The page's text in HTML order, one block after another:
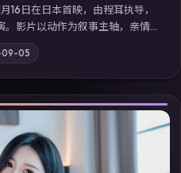
16日在日本首映，由程耳执导，
。影片以动作为叙事主轴，亲情
择；摄影与配乐强化地域气
高清电视剧在线看」延展检索
追剧体验。
09-05